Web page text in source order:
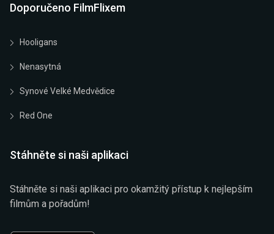
Doporučeno FilmFlixem
Hooligans
Nenasytná
Synové Velké Medvědice
Red One
Stáhněte si naši aplikaci
Stáhněte si naši aplikaci pro okamžitý přístup k nejlepším
filmům a pořadům!